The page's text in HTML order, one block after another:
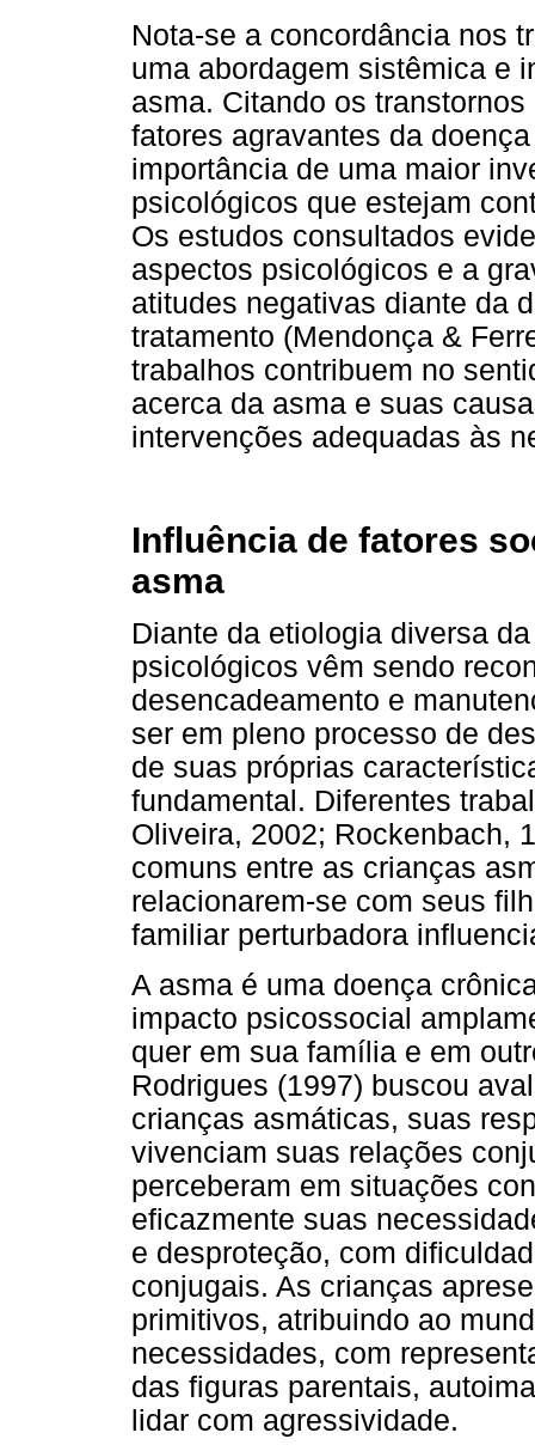
Nota-se a concordância nos
uma abordagem sistêmica e
asma. Citando os
fatores agravantes da
importância de uma maior
psicológicos que estejam
Os estudos consultados
aspectos psicológicos e a
atitudes negativas diante da
tratamento (Mendonça &
trabalhos contribuem no
acerca da asma e suas
intervenções adequadas às
Influência de fatores
asma
Diante da etiologia diversa
psicológicos vêm sendo
desencadeamento e
ser em pleno processo de
de suas próprias
fundamental. Diferentes
Oliveira, 2002; Rockenbach,
comuns entre as crianças
relacionarem-se com seus
familiar perturbadora
A asma é uma doença
impacto psicossocial
quer em sua família e em
Rodrigues (1997) buscou
crianças asmáticas, suas
vivenciam suas relações
perceberam em situações
eficazmente suas
e desproteção, com
conjugais. As crianças
primitivos, atribuindo ao
necessidades, com
das figuras parentais,
lidar com agressividade.